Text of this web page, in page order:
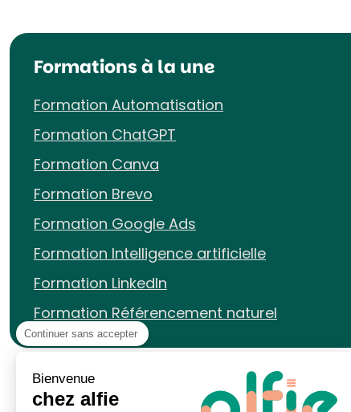
Formations à la une
Formation Automatisation
Formation ChatGPT
Formation Canva
Formation Brevo
Formation Google Ads
Formation Intelligence artificielle
Formation LinkedIn
Formation Référencement naturel
Continuer sans accepter
Bienvenue
chez alfie